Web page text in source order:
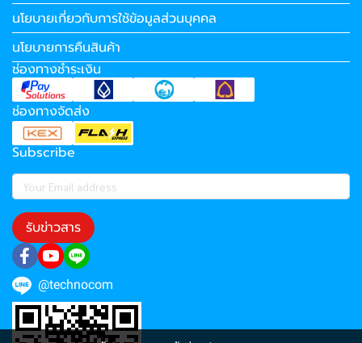
นโยบายเกี่ยวกับการใช้ข้อมูลส่วนบุคคล
นโยบายการคืนสินค้า
ช่องทางชำระเงิน
ช่องทางจัดส่ง
Subscribe
รับข่าวสาร
@technocom